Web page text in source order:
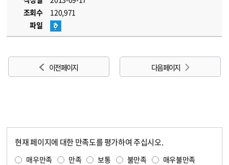
조회수
120,971
파일
이전 페이지 다음 페이지
현재 페이지에 대한 만족도를 평가하여 주십시오.
매우만족 만족 보통 불만족 매우불만족